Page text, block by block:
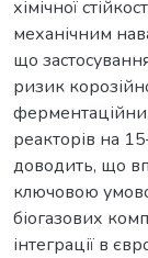
хімічної
механічним
що
ризик
реакторів на
доводить, що
ключовою
біогазових
інтеграції в